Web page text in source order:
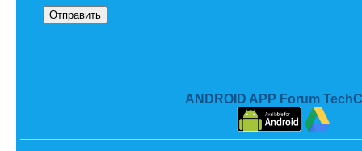
ANDROID APP Forum